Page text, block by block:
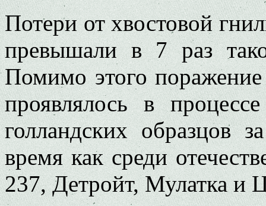
Потери от хвостовой
превышали в 7 раз
Помимо этого
проявлялось в
голландских образцов
время как среди
237, Детройт, Мулатка и